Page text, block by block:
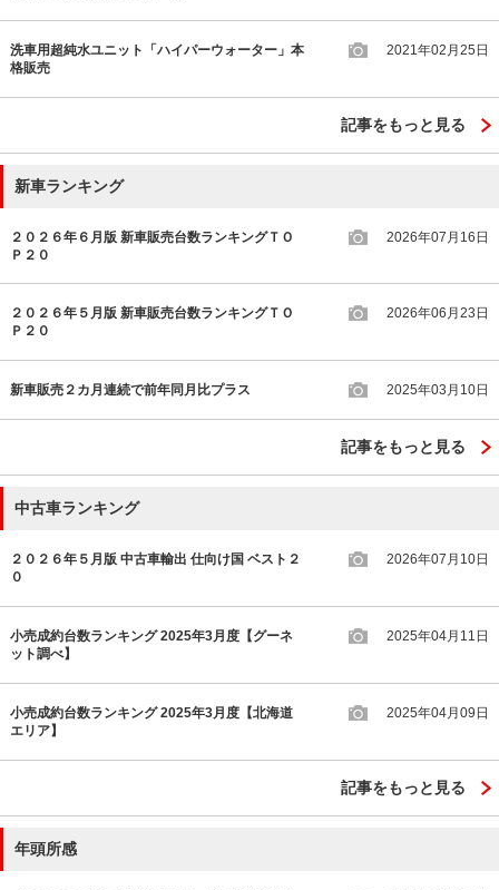
洗車用超純水ユニット「ハイパーウォーター」本
格販売
2021年02月25日
記事をもっと見る
新車ランキング
２０２６年６月版 新車販売台数ランキングＴＯ
Ｐ２０
2026年07月16日
２０２６年５月版 新車販売台数ランキングＴＯ
Ｐ２０
2026年06月23日
新車販売２カ月連続で前年同月比プラス 2025年03月10日
記事をもっと見る
中古車ランキング
２０２６年５月版 中古車輸出 仕向け国 ベスト２
０
2026年07月10日
小売成約台数ランキング 2025年3月度【グーネ
ット調べ】
2025年04月11日
小売成約台数ランキング 2025年3月度【北海道
エリア】
2025年04月09日
記事をもっと見る
年頭所感